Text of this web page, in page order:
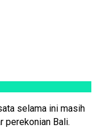
selama ini masih
perekonian Bali.